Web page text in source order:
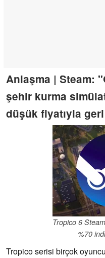
Anlaşma | Steam:
şehir kurma
düşük fiyatıyla
Tropico 6
%70
Tropico serisi birçok